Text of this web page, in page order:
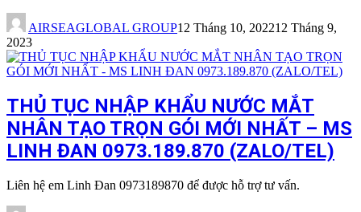
AIRSEAGLOBAL GROUP12 Tháng 10, 202212 Tháng 9,
2023
THỦ TỤC NHẬP KHẨU NƯỚC MẮT
NHÂN TẠO TRỌN GÓI MỚI NHẤT – MS
LINH ĐAN 0973.189.870 (ZALO/TEL)
Liên hệ em Linh Đan 0973189870 để được hỗ trợ tư vấn.